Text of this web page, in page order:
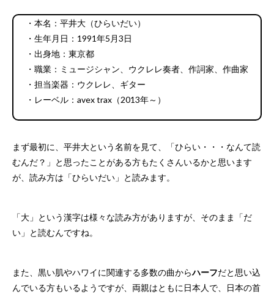
・本名：平井大（ひらいだい）
・生年月日：1991年5月3日
・出身地：東京都
・職業：ミュージシャン、ウクレレ奏者、作詞家、作曲家
・担当楽器：ウクレレ、ギター
・レーベル：avex trax（2013年～）
まず最初に、平井大という名前を見て、「ひらい・・・なんて読
むんだ？」と思ったことがある方もたくさんいるかと思います
が、読み方は「ひらいだい」と読みます。
「大」という漢字は様々な読み方がありますが、そのまま「だ
い」と読むんですね。
また、黒い肌やハワイに関連する多数の曲からハーフだと思い込
んでいる方もいるようですが、両親はともに日本人で、日本の首